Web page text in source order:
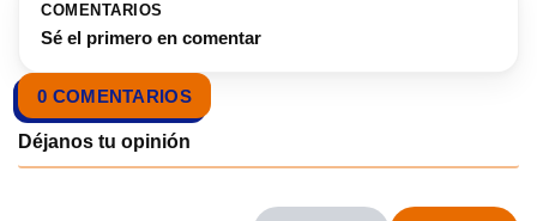
COMENTARIOS
Sé el primero en comentar
0 COMENTARIOS